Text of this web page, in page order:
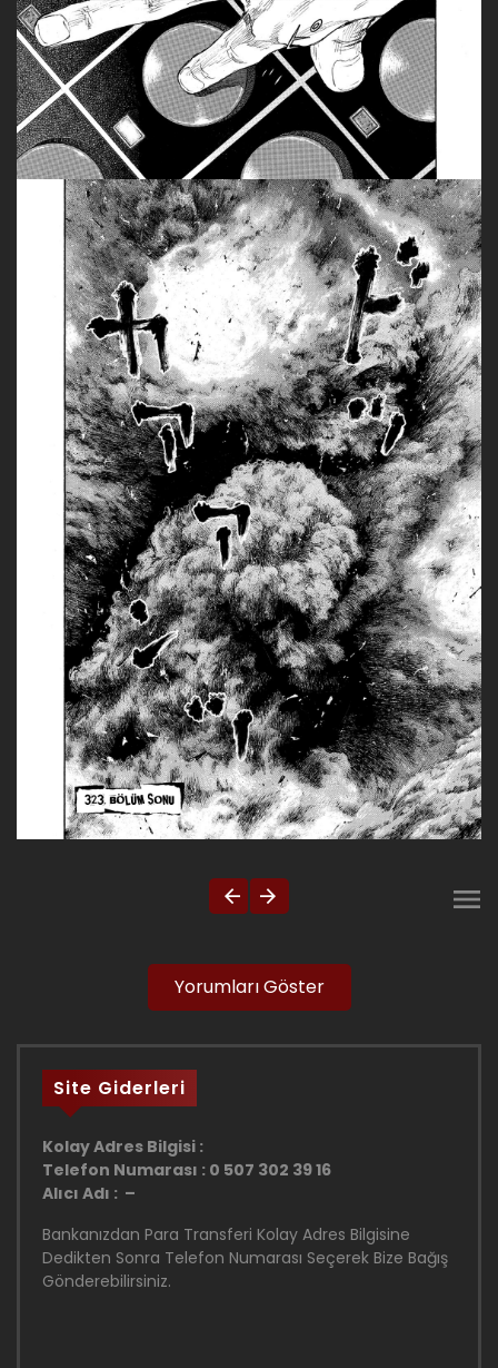
Yorumları Göster
Site Giderleri
Kolay Adres Bilgisi :
Telefon Numarası : 0 507 302 39 16
Alıcı Adı : –
Bankanızdan Para Transferi Kolay Adres Bilgisine
Dedikten Sonra Telefon Numarası Seçerek Bize Bağış
Gönderebilirsiniz.